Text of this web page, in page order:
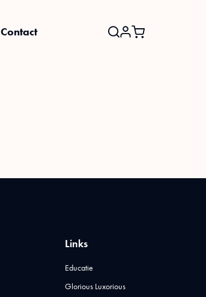
Contact
Links
Educatie
Glorious Luxorious